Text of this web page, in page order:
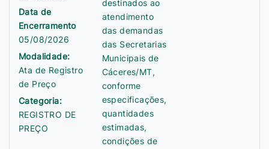
Data de
Encerramento
05/08/2026
Modalidade:
Ata de Registro
de Preço
Categoria:
REGISTRO DE
PREÇO
destinados ao
atendimento
das demandas
das Secretarias
Municipais de
Cáceres/MT,
conforme
especificações,
quantidades
estimadas,
condições de